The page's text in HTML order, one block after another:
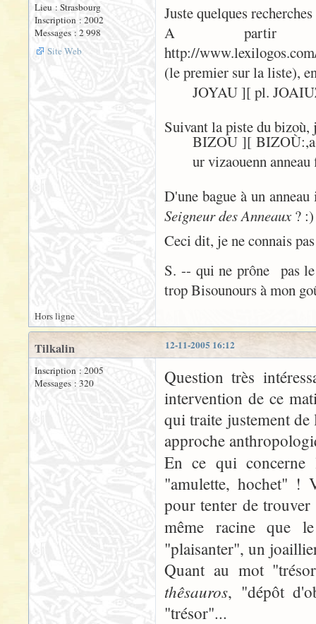
Lieu : Strasbourg
Inscription : 2002
Messages : 2 998
Site Web
Juste quelques
A partir
http://
(le premier sur la liste),
JOYAU ][ pl.
Suivant la piste du bizoù,
BIZOU ][
ur vizaouenn
D'une bague à un
Seigneur des Anneaux? :)
Ceci dit, je ne connais
S. -- qui ne prône pas
trop Bisounours à mon
Hors ligne
12-11-2005 16:12
Tilkalin
Inscription : 2005
Messages : 320
Question très
intervention de ce
qui traite justement
approche
En ce qui
"amulette, hochet" !
pour tenter de
même racine que
"plaisanter", un
Quant au mot
thêsauros, "dépôt
"trésor"...